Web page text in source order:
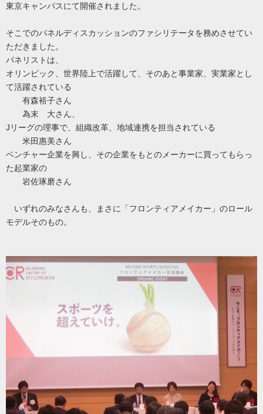
東京キャンパスにて開催されました。
そこでのパネルディスカッションのファシリテータを務めさせてい
ただきました。
パネリストは、
オリンピック、世界陸上で活躍して、そのあと事業家、実業家とし
て活躍されている
有森裕子さん
為末 大さん、
Jリーグの理事で、組織改革、地域連携を担当されている
米田惠美さん
ベンチャー企業を興し、その企業をもとのメーカーに買ってもらっ
た起業家の
岩佐琢磨さん
いずれのみなさんも、まさに「フロンティアメイカー」のロール
モデルそのもの。